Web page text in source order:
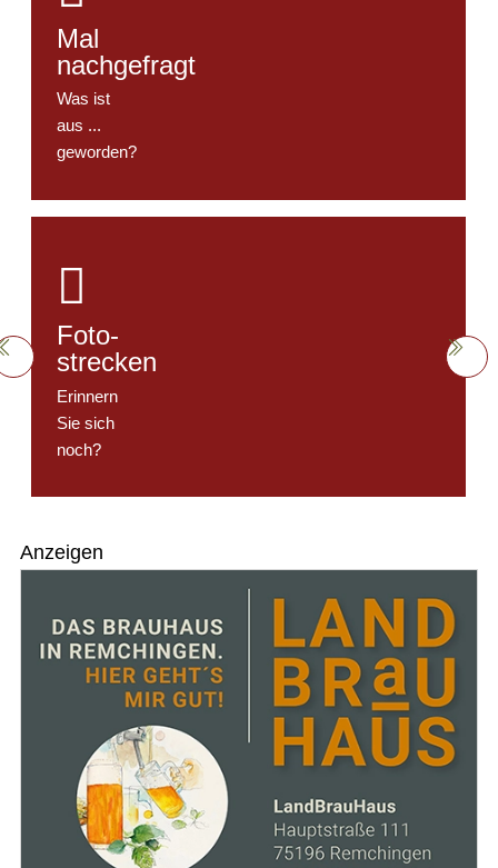
Mal
nachgefragt
Was ist
aus ...
geworden?

Foto-
strecken
Erinnern
Sie sich
noch?
Anzeigen